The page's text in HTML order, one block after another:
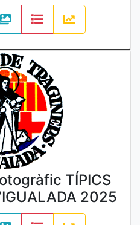
TÍPICS
2025